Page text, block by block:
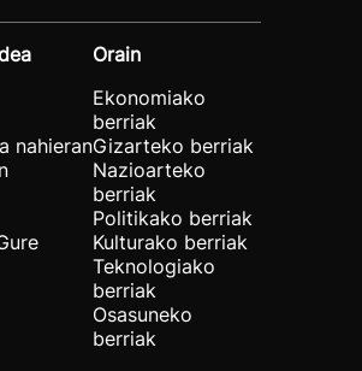
nahieran
Orain
Ekonomiako
berriak
Gizarteko berriak
Nazioarteko
berriak
Politikako berriak
Kulturako berriak
Teknologiako
berriak
Osasuneko
berriak